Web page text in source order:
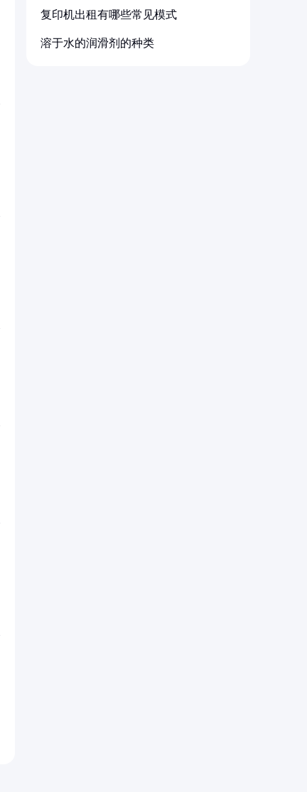
复印机出租有哪些常见模式
溶于水的润滑剂的种类